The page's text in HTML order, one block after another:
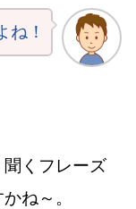
ね！
聞くフレーズ
ね～。